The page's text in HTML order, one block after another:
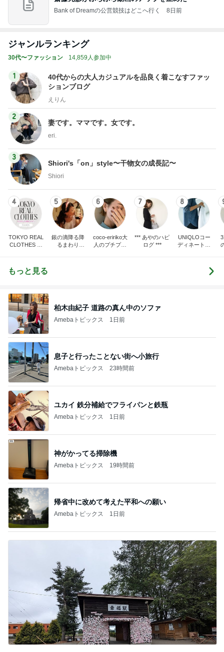
Bank of Dreamの公営競技はどこへ行く 8日前
ジャンルランキング
30代〜ファッション 14,859人参加中
1
40代からの大人カジュアルを品良く着こなすファッ
ションブログ
えりん
2
妻です。ママです。女です。
eri.
3
Shiori's「on」style〜干物女の成長記〜
Shiori
4
TOKYO REAL
CLOTHES 大
5
銀の滴降る降
るまわり
6
coco-eririko大
人のプチプラ
7
*** あやのハピ
ログ ***
8
UNIQLOコー
ディネート日
もっと見る
柏木由紀子 道路の真ん中のソファ
Amebaトピックス 1日前
息子と行ったことない街へ小旅行
Amebaトピックス 23時間前
ユカイ 鉄分補給でフライパンと鉄瓶
Amebaトピックス 1日前
神がかってる掃除機
Amebaトピックス 19時間前
帰省中に改めて考えた平和への願い
Amebaトピックス 1日前